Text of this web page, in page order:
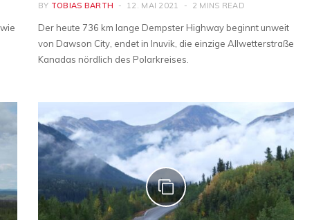
BY TOBIAS BARTH 12. MAI 2021 2 MINS READ
Der heute 736 km lange Dempster Highway beginnt unweit
von Dawson City, endet in Inuvik, die einzige Allwetterstraße
Kanadas nördlich des Polarkreises.